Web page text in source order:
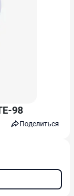
98
Поделиться